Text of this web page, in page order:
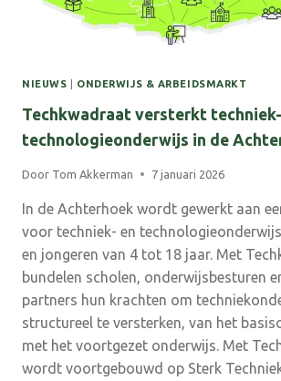
NIEUWS ONDERWIJS & ARBEIDSMARKT
Techkwadraat versterkt
technologieonderwijs in de
Door Tom Akkerman 7 januari 2026
In de Achterhoek wordt gewerkt aan
voor techniek- en
en jongeren van 4 tot 18 jaar. Met
bundelen scholen, onderwijsbesturen
partners hun krachten om
structureel te versterken, van het
met het voortgezet onderwijs. Met
wordt voortgebouwd op Sterk